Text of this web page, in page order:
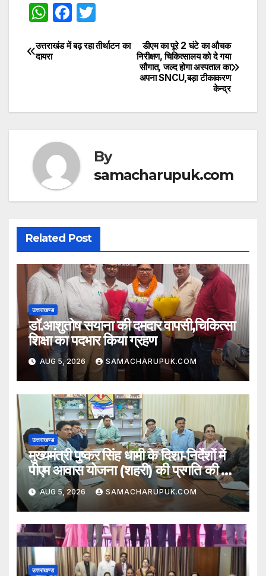
W
at
p
F
c
o
k
itt
Post
डीएम का पूरे 2 घंटे का औचक
निरीक्षण, चिकित्सालय को दे गया
सौगात, जल्द होगा अस्पताल का
अपना SNCU,बड़ा टीकाकरण
केन्द्र
उत्तराखंड में बढ़ रहा तीर्थाटन का
दायरा
By
samacharupuk.com
Related Post
उत्तराखण्ड
डॉ.आशुतोष सयाना की दमदार वापसी,चिकित्सा
शिक्षा का पदभार किया ग्रहण
AUG 5, 2026 SAMACHARUPUK.COM
उत्तराखण्ड
मुख्यमंत्री पुष्कर सिंह धामी के दिशा-निर्देशों में
पीएम आवास योजना (शहरी) की प्रगति की हुई
समीक्षा
AUG 5, 2026 SAMACHARUPUK.COM
उत्तराखण्ड